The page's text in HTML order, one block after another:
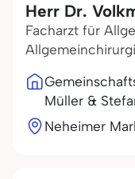
Herr Dr.
Facharzt für
Müller &
Neheimer